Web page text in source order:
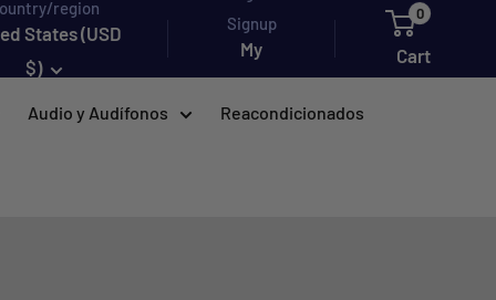
region
States (USD
$)
Signup
My
account
0
Cart
Audio y Audífonos Reacondicionados